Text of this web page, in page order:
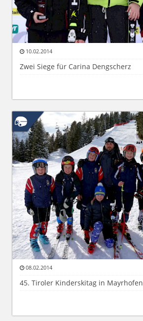
10.02.2014
Zwei Siege für Carina Dengscherz
08.02.2014
45. Tiroler Kinderskitag in Mayrhofen